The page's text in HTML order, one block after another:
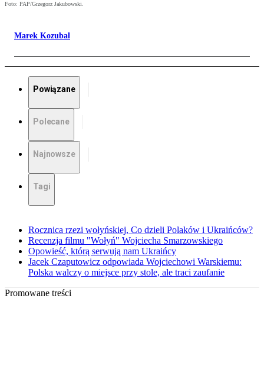
Foto: PAP/Grzegorz Jakubowski.
Marek Kozubal
Powiązane
Polecane
Najnowsze
Tagi
Rocznica rzezi wołyńskiej, Co dzieli Polaków i Ukraińców?
Recenzja filmu "Wołyń" Wojciecha Smarzowskiego
Opowieść, którą serwują nam Ukraińcy
Jacek Czaputowicz odpowiada Wojciechowi Warskiemu:
Polska walczy o miejsce przy stole, ale traci zaufanie
Promowane treści